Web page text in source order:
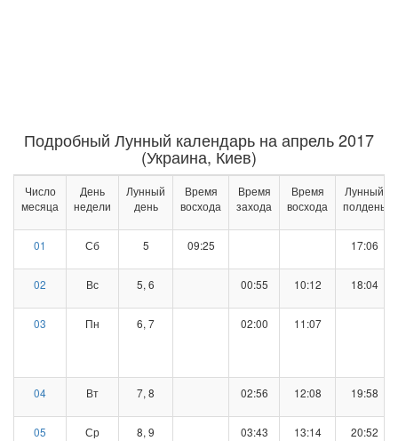
Подробный Лунный календарь на апрель 2017
(Украина, Киев)
Число
месяца
День
недели
Лунный
день
Время
восхода
Время
захода
Время
восхода
Лунный
полдень
01 Сб 5 09:25 17:06
02 Вс 5, 6 00:55 10:12 18:04
03 Пн 6, 7 02:00 11:07
04 Вт 7, 8 02:56 12:08 19:58
05 Ср 8, 9 03:43 13:14 20:52